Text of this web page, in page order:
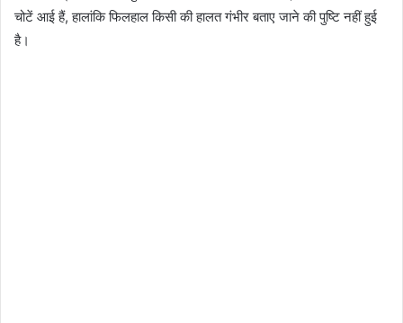
चोटें आई हैं, हालांकि फिलहाल किसी की हालत गंभीर बताए जाने की पुष्टि नहीं हुई
है।